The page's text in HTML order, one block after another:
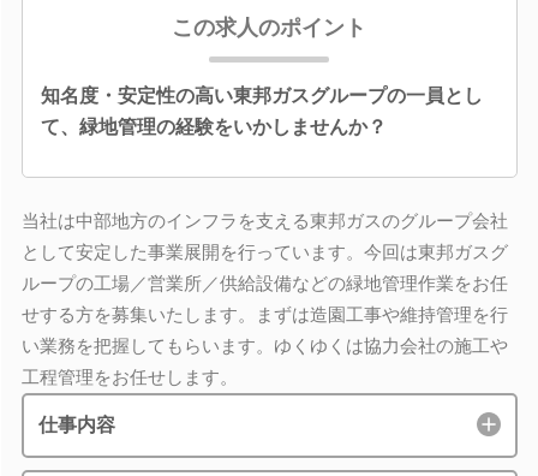
この求人のポイント
知名度・安定性の高い東邦ガスグループの一員とし
て、緑地管理の経験をいかしませんか？
当社は中部地方のインフラを支える東邦ガスのグループ会社
として安定した事業展開を行っています。今回は東邦ガスグ
ループの工場／営業所／供給設備などの緑地管理作業をお任
せする方を募集いたします。まずは造園工事や維持管理を行
い業務を把握してもらいます。ゆくゆくは協力会社の施工や
工程管理をお任せします。
仕事内容